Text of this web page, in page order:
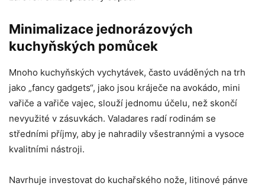
Minimalizace jednorázových
kuchyňských pomůcek
Mnoho kuchyňských vychytávek, často uváděných na trh
jako „fancy gadgets“, jako jsou kráječe na avokádo, mini
vařiče a vařiče vajec, slouží jednomu účelu, než skončí
nevyužité v zásuvkách. Valadares radí rodinám se
středními příjmy, aby je nahradily všestrannými a vysoce
kvalitními nástroji.
Navrhuje investovat do kuchařského nože, litinové pánve